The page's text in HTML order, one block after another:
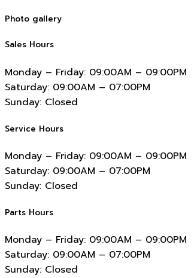
Photo gallery
Sales Hours
Monday – Friday: 09:00AM – 09:00PM
Saturday: 09:00AM – 07:00PM
Sunday: Closed
Service Hours
Monday – Friday: 09:00AM – 09:00PM
Saturday: 09:00AM – 07:00PM
Sunday: Closed
Parts Hours
Monday – Friday: 09:00AM – 09:00PM
Saturday: 09:00AM – 07:00PM
Sunday: Closed